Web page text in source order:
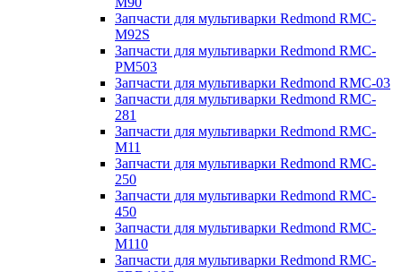
Запчасти для мультиварки Redmond RMC-
M92S
Запчасти для мультиварки Redmond RMC-
PM503
Запчасти для мультиварки Redmond RMC-03
Запчасти для мультиварки Redmond RMC-
281
Запчасти для мультиварки Redmond RMC-
M11
Запчасти для мультиварки Redmond RMC-
250
Запчасти для мультиварки Redmond RMC-
450
Запчасти для мультиварки Redmond RMC-
M110
Запчасти для мультиварки Redmond RMC-